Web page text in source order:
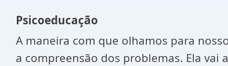
Psicoeducação
A maneira com que olhamos para
a compreensão dos problemas. Ela